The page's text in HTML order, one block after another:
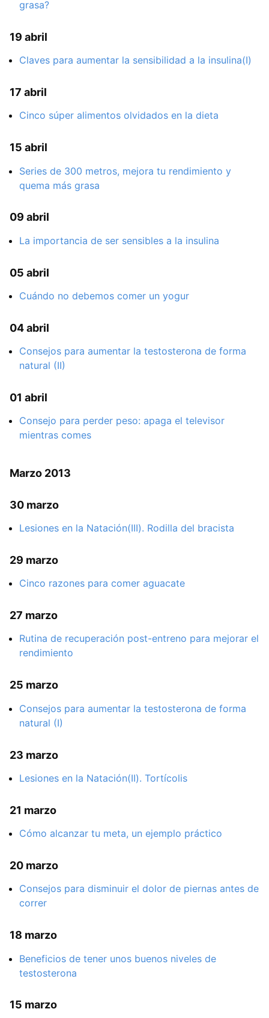
grasa?
19 abril
Claves para aumentar la sensibilidad a la insulina(I)
17 abril
Cinco súper alimentos olvidados en la dieta
15 abril
Series de 300 metros, mejora tu rendimiento y
quema más grasa
09 abril
La importancia de ser sensibles a la insulina
05 abril
Cuándo no debemos comer un yogur
04 abril
Consejos para aumentar la testosterona de forma
natural (II)
01 abril
Consejo para perder peso: apaga el televisor
mientras comes
Marzo 2013
30 marzo
Lesiones en la Natación(III). Rodilla del bracista
29 marzo
Cinco razones para comer aguacate
27 marzo
Rutina de recuperación post-entreno para mejorar el
rendimiento
25 marzo
Consejos para aumentar la testosterona de forma
natural (I)
23 marzo
Lesiones en la Natación(II). Tortícolis
21 marzo
Cómo alcanzar tu meta, un ejemplo práctico
20 marzo
Consejos para disminuir el dolor de piernas antes de
correr
18 marzo
Beneficios de tener unos buenos niveles de
testosterona
15 marzo